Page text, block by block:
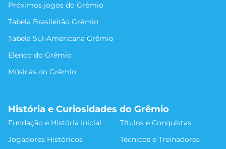
Próximos jogos do Grêmio
Tabela Brasileirão Grêmio
Tabela Sul-Americana Grêmio
Elenco do Grêmio
Músicas do Grêmio
História e Curiosidades do Grêmio
Fundação e História Inicial
Títulos e Conquistas
Jogadores Históricos
Técnicos e Treinadores